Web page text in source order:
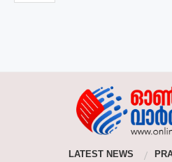
LATEST NEWS